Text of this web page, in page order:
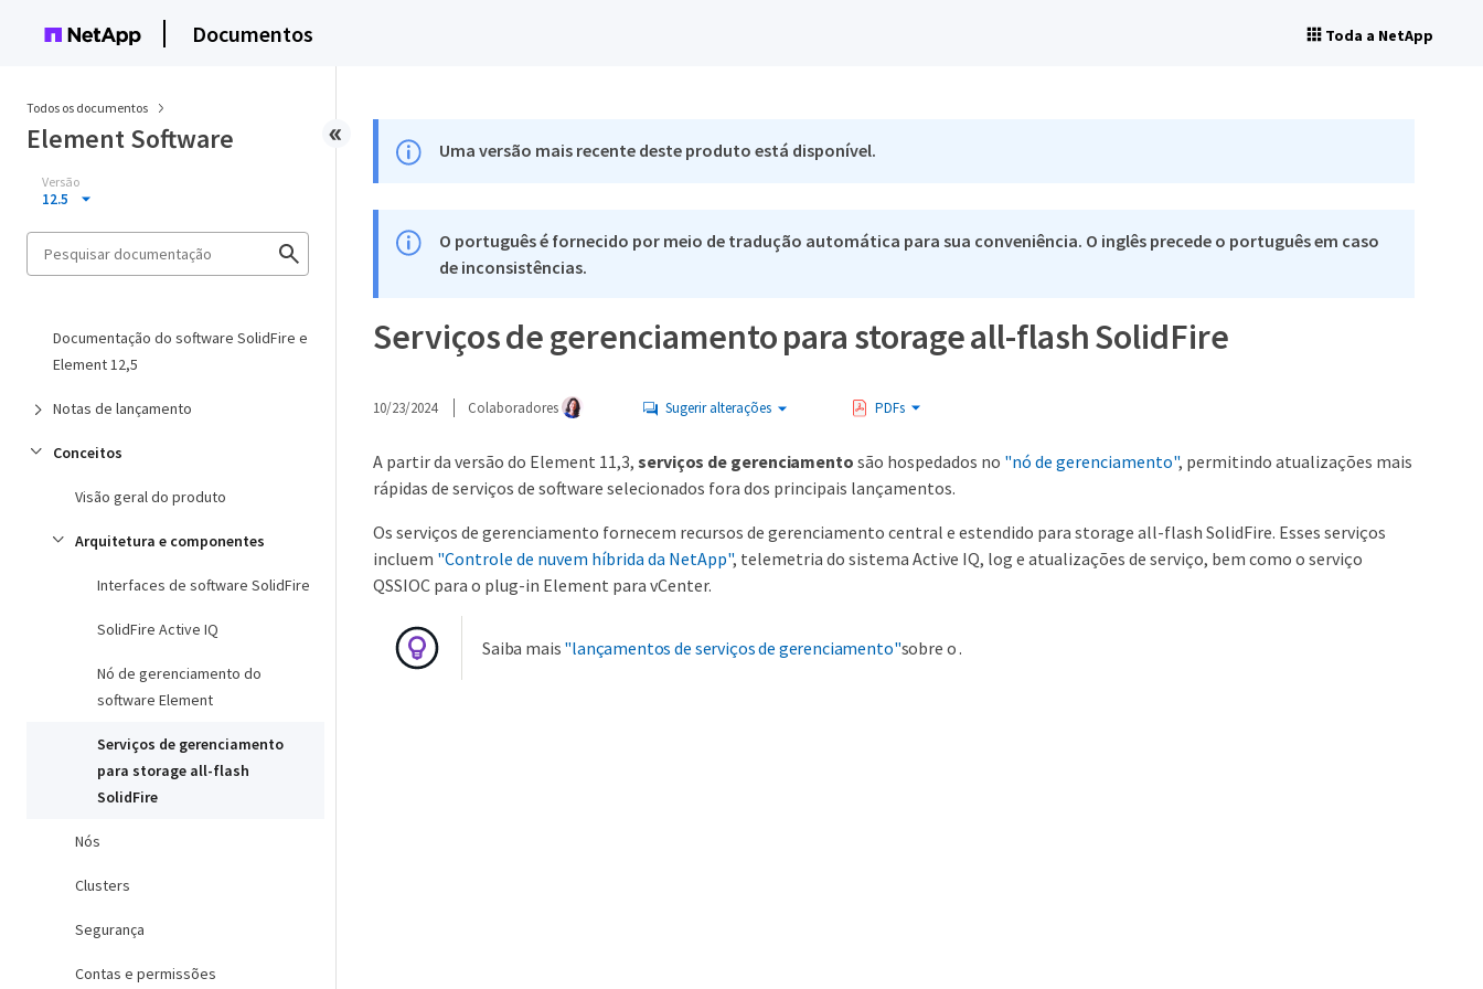
Documentos Toda a NetApp
Todos os documentos
Element Software
Versão
12.5
Documentação do software SolidFire e
Element 12,5
Notas de lançamento
Conceitos
Visão geral do produto
Arquitetura e componentes
Interfaces de software SolidFire
SolidFire Active IQ
Nó de gerenciamento do
software Element
Serviços de gerenciamento
para storage all-flash
SolidFire
Nós
Clusters
Segurança
Contas e permissões
Uma versão mais recente deste produto está disponível.
O português é fornecido por meio de tradução automática para sua conveniência. O inglês precede o português em caso
de inconsistências.
Serviços de gerenciamento para storage all-flash SolidFire
10/23/2024 Colaboradores Sugerir alterações PDFs
A partir da versão do Element 11,3, serviços de gerenciamento são hospedados no "nó de gerenciamento", permitindo atualizações mais
rápidas de serviços de software selecionados fora dos principais lançamentos.
Os serviços de gerenciamento fornecem recursos de gerenciamento central e estendido para storage all-flash SolidFire. Esses serviços
incluem "Controle de nuvem híbrida da NetApp", telemetria do sistema Active IQ, log e atualizações de serviço, bem como o serviço
QSSIOC para o plug-in Element para vCenter.
Saiba mais "lançamentos de serviços de gerenciamento"sobre o .